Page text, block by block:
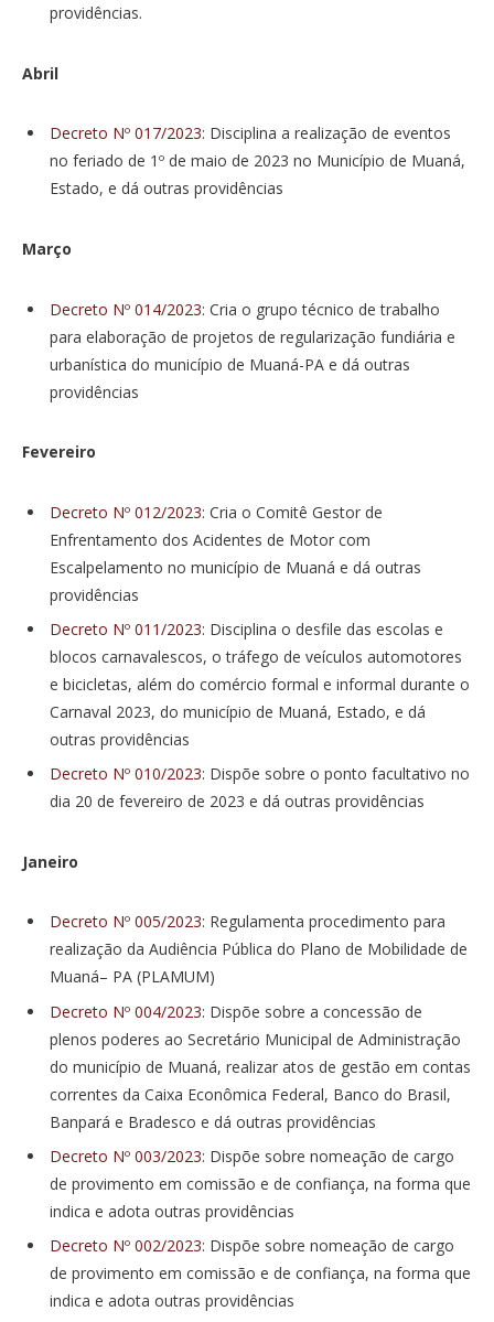
providências.
Abril
Decreto Nº 017/2023: Disciplina a realização de eventos
no feriado de 1º de maio de 2023 no Município de Muaná,
Estado, e dá outras providências
Março
Decreto Nº 014/2023: Cria o grupo técnico de trabalho
para elaboração de projetos de regularização fundiária e
urbanística do município de Muaná-PA e dá outras
providências
Fevereiro
Decreto Nº 012/2023: Cria o Comitê Gestor de
Enfrentamento dos Acidentes de Motor com
Escalpelamento no município de Muaná e dá outras
providências
Decreto Nº 011/2023: Disciplina o desfile das escolas e
blocos carnavalescos, o tráfego de veículos automotores
e bicicletas, além do comércio formal e informal durante o
Carnaval 2023, do município de Muaná, Estado, e dá
outras providências
Decreto Nº 010/2023: Dispõe sobre o ponto facultativo no
dia 20 de fevereiro de 2023 e dá outras providências
Janeiro
Decreto Nº 005/2023: Regulamenta procedimento para
realização da Audiência Pública do Plano de Mobilidade de
Muaná– PA (PLAMUM)
Decreto Nº 004/2023: Dispõe sobre a concessão de
plenos poderes ao Secretário Municipal de Administração
do município de Muaná, realizar atos de gestão em contas
correntes da Caixa Econômica Federal, Banco do Brasil,
Banpará e Bradesco e dá outras providências
Decreto Nº 003/2023: Dispõe sobre nomeação de cargo
de provimento em comissão e de confiança, na forma que
indica e adota outras providências
Decreto Nº 002/2023: Dispõe sobre nomeação de cargo
de provimento em comissão e de confiança, na forma que
indica e adota outras providências